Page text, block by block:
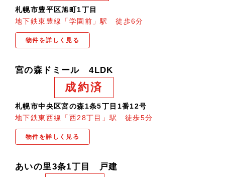
札幌市豊平区旭町1丁目
地下鉄東豊線「学園前」駅 徒歩6分
物件を詳しく見る
宮の森ドミール 4LDK
成約済
札幌市中央区宮の森1条5丁目1番12号
地下鉄東西線「西28丁目」駅 徒歩5分
物件を詳しく見る
あいの里3条1丁目 戸建